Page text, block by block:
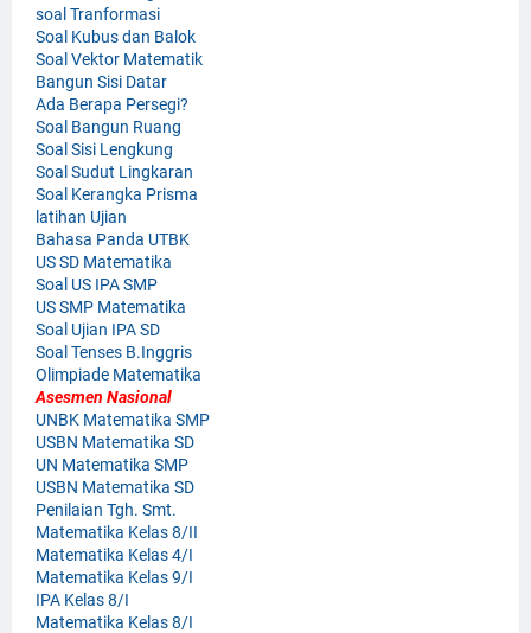
soal Tranformasi
Soal Kubus dan Balok
Soal Vektor Matematik
Bangun Sisi Datar
Ada Berapa Persegi?
Soal Bangun Ruang
Soal Sisi Lengkung
Soal Sudut Lingkaran
Soal Kerangka Prisma
latihan Ujian
Bahasa Panda UTBK
US SD Matematika
Soal US IPA SMP
US SMP Matematika
Soal Ujian IPA SD
Soal Tenses B.Inggris
Olimpiade Matematika
Asesmen Nasional
UNBK Matematika SMP
USBN Matematika SD
UN Matematika SMP
USBN Matematika SD
Penilaian Tgh. Smt.
Matematika Kelas 8/II
Matematika Kelas 4/I
Matematika Kelas 9/I
IPA Kelas 8/I
Matematika Kelas 8/I